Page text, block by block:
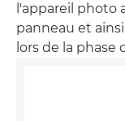
l'appareil photo
panneau et
lors de la phase